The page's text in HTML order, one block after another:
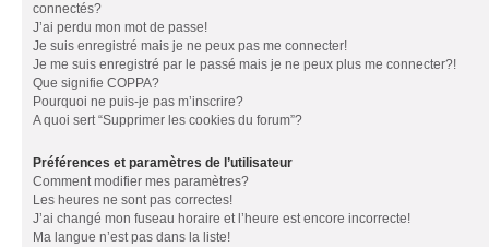
connectés?
J’ai perdu mon mot de passe!
Je suis enregistré mais je ne peux pas me connecter!
Je me suis enregistré par le passé mais je ne peux plus me connecter?!
Que signifie COPPA?
Pourquoi ne puis-je pas m’inscrire?
A quoi sert “Supprimer les cookies du forum”?
Préférences et paramètres de l’utilisateur
Comment modifier mes paramètres?
Les heures ne sont pas correctes!
J’ai changé mon fuseau horaire et l’heure est encore incorrecte!
Ma langue n’est pas dans la liste!